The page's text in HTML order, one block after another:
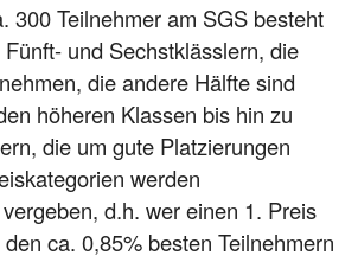
300 Teilnehmer am SGS besteht
und Sechstklässlern, die
die andere Hälfte sind
höheren Klassen bis hin zu
die um gute Platzierungen
werden
d.h. wer einen 1. Preis
ca. 0,85% besten Teilnehmern